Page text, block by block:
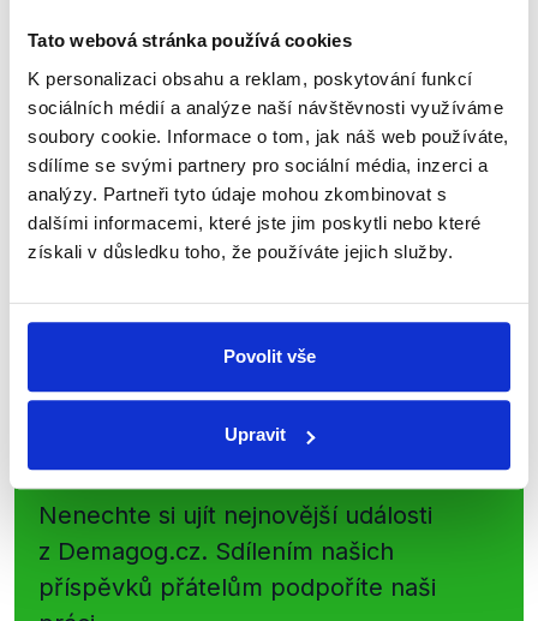
Tato webová stránka používá cookies
K personalizaci obsahu a reklam, poskytování funkcí
sociálních médií a analýze naší návštěvnosti využíváme
soubory cookie. Informace o tom, jak náš web používáte,
sdílíme se svými partnery pro sociální média, inzerci a
analýzy. Partneři tyto údaje mohou zkombinovat s
dalšími informacemi, které jste jim poskytli nebo které
získali v důsledku toho, že používáte jejich služby.
Povolit vše
Upravit
Přihlaste se k odběru našeho
newsletteru nebo whatsappového
kanálu, kde pravidelně přinášíme
shrnutí nejzajímavějších článků a analýz.
Začněte nás odebírat, a mějte tak
přehled o tom, jaké dezinformace a
nepravdy se zrovna v Česku šíří.
Nenechte si ujít nejnovější události
z Demagog.cz. Sdílením našich
příspěvků přátelům podpoříte naši